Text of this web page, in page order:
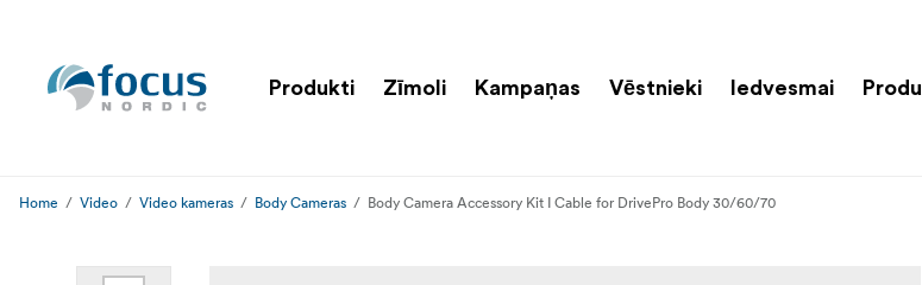
Produkti Zīmoli Kampaņas Vēstnieki Iedvesmai
Home Video Video kameras Body Cameras Body Camera Accessory Kit I Cable for DrivePro Body 30/60/70